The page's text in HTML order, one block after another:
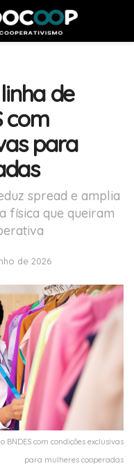
de
com
para
spread e amplia
física que queiram
de 2026
com condições exclusivas
para mulheres cooperadas